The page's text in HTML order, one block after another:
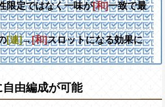
限定ではなく一味が[和]一致で最
[連]→[和]スロットになる効果に
由編成が可能